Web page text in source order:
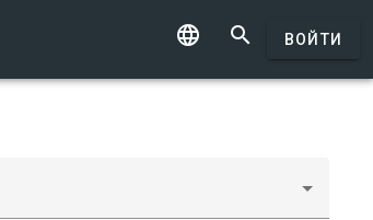
  ВОЙТИ